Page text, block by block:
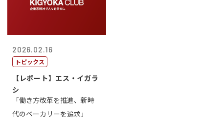
2026.02.16
トピックス
【レポート】エス・イガラ
シ
「働き方改革を推進、新時
代のベーカリーを追求」